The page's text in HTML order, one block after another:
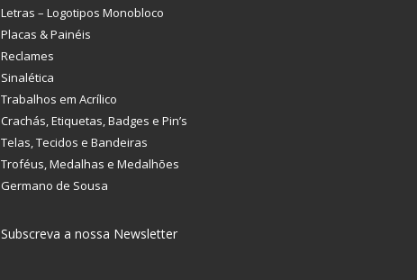
Letras – Logotipos Monobloco
Placas & Painéis
Reclames
Sinalética
Trabalhos em Acrílico
Crachás, Etiquetas, Badges e Pin’s
Telas, Tecidos e Bandeiras
Troféus, Medalhas e Medalhões
Germano de Sousa
Subscreva a nossa Newsletter